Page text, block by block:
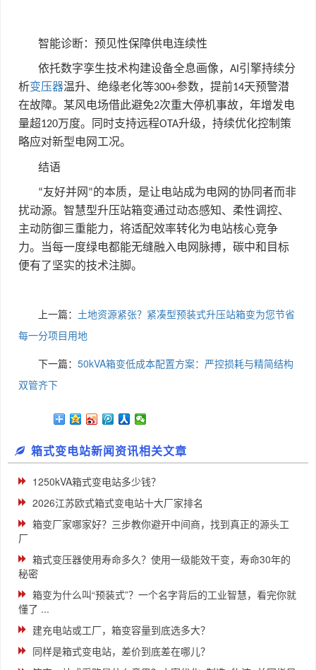
智能诊断：预见性保障供电连续性
依托数字孪生技术构建设备全息画像， AI 引擎持续分
析变压器温升、绝缘老化等300+参数，提前14天预警潜
在故障。某风电场借此避免2次重大停机事故，年增发电
量超120万度。同时支持远程OTA升级，持续优化控制策
略应对新型电网工况。
结语
“友好并网 ”的本质，是让电站成为电网的协同者而非
扰动源。智慧型升压站箱变通过动态感知、柔性调控、
主动防御三重能力，将适配效率转化为电站核心竞争
力。当每一度绿电都能无缝融入电网脉搏，碳中和目标
便有了坚实的技术注脚。
上一篇： 土地资源紧张？紧凑型预装式升压站箱变为您节省
每一分项目用地
下一篇： 50kVA箱变低成本配置方案：严控损耗与精简结构
双管齐下
箱式变电站新闻资讯相关文章
1250kVA箱式变电站多少钱？
2026江苏欧式箱式变电站十大厂家排名
箱变厂家哪家好？三步教你避开中间商，找到真正的源头工
厂
箱式变压器使用寿命多久？使用一级能效干变，寿命30年的
秘密
箱变为什么叫“预装式”？一个名字背后的工业智慧，看完你就
懂了 ...
建充电站或工厂，箱变容量到底选多大？
同样是箱式变电站，差价到底差在哪儿？